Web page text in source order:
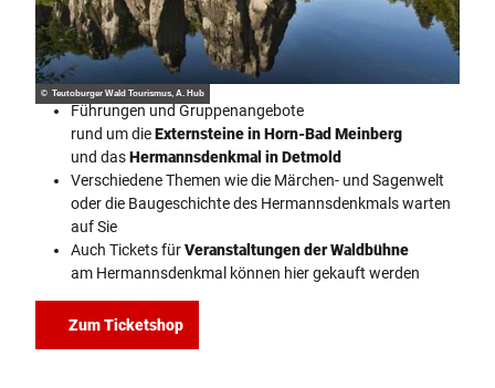
© Teutoburger Wald Tourismus, A. Hub
Führungen und Gruppenangebote
rund um dieExternsteine in Horn-Bad Meinberg
und dasHermannsdenkmal in Detmold
Verschiedene Themen wie die Märchen- und Sagenwelt
oder die Baugeschichte des Hermannsdenkmals warten
auf Sie
Auch Tickets fürVeranstaltungen der Waldbühne
am Hermannsdenkmal können hier gekauft werden
Zum Ticketshop